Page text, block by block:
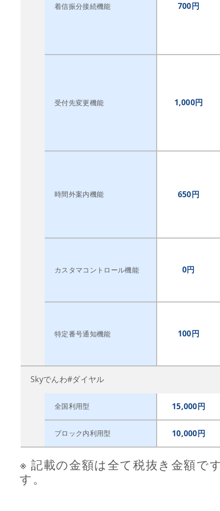
着信振分接続機能 700円
受付先変更機能 1,000円
時間外案内機能 650円
カスタマコントロール機能 0円
特定番号通知機能 100円
Skyでんわ#ダイヤル
全国利用型 15,000円
ブロック内利用型 10,000円
※ 記載の金額は全て税抜き金額で
す。